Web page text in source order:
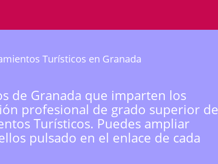
Turísticos en Granada
de Granada que imparten los
profesional de grado superior de
Turísticos. Puedes ampliar
pulsado en el enlace de cada